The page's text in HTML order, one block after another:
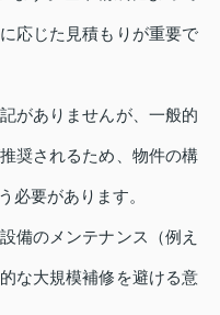
応じた見積もりが重要で
がありませんが、一般的
奨されるため、物件の構
必要があります。
備のメンテナンス（例え
な大規模補修を避ける意